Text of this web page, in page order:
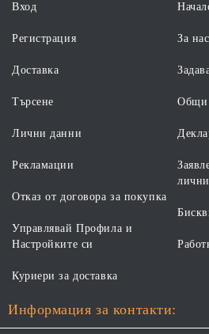
Вход
Регистрация
Доставка
Търсене
За нас
Общи
Лични данни
Рекламации
Отказ от договора за покупка
Управлявай Профила и
Настройките си
Куриери за доставка
Информация за контакти: